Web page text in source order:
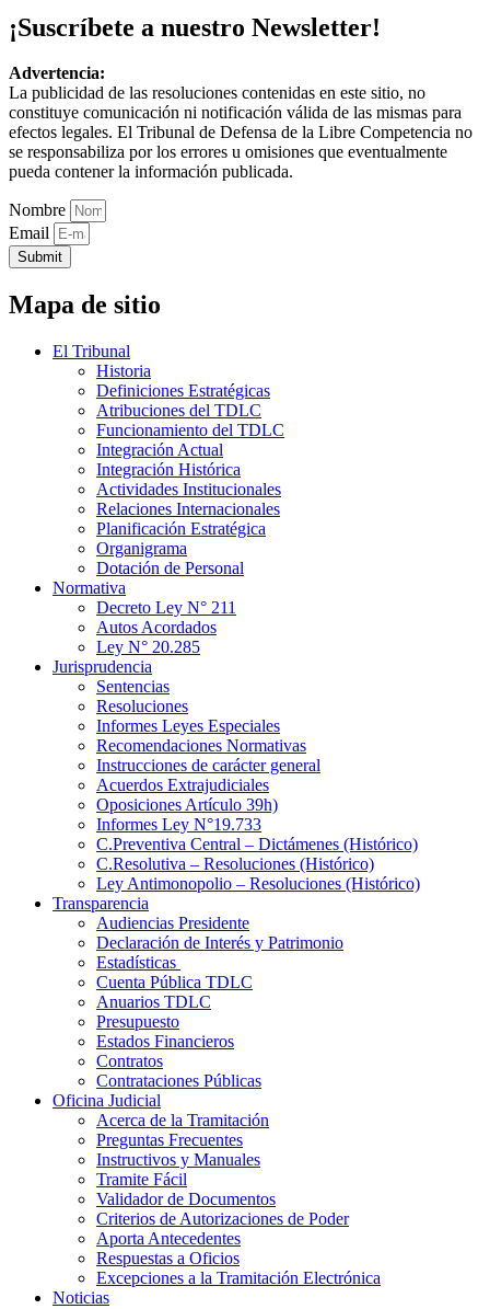
¡Suscríbete a nuestro Newsletter!
Advertencia:
La publicidad de las resoluciones contenidas en este sitio, no
constituye comunicación ni notificación válida de las mismas para
efectos legales. El Tribunal de Defensa de la Libre Competencia no
se responsabiliza por los errores u omisiones que eventualmente
pueda contener la información publicada.
Nombre
Email
Submit
Mapa de sitio
El Tribunal
Historia
Definiciones Estratégicas
Atribuciones del TDLC
Funcionamiento del TDLC
Integración Actual
Integración Histórica
Actividades Institucionales
Relaciones Internacionales
Planificación Estratégica
Organigrama
Dotación de Personal
Normativa
Decreto Ley N° 211
Autos Acordados
Ley N° 20.285
Jurisprudencia
Sentencias
Resoluciones
Informes Leyes Especiales
Recomendaciones Normativas
Instrucciones de carácter general
Acuerdos Extrajudiciales
Oposiciones Artículo 39h)
Informes Ley N°19.733
C.Preventiva Central – Dictámenes (Histórico)
C.Resolutiva – Resoluciones (Histórico)
Ley Antimonopolio – Resoluciones (Histórico)
Transparencia
Audiencias Presidente
Declaración de Interés y Patrimonio
Estadísticas
Cuenta Pública TDLC
Anuarios TDLC
Presupuesto
Estados Financieros
Contratos
Contrataciones Públicas
Oficina Judicial
Acerca de la Tramitación
Preguntas Frecuentes
Instructivos y Manuales
Tramite Fácil
Validador de Documentos
Criterios de Autorizaciones de Poder
Aporta Antecedentes
Respuestas a Oficios
Excepciones a la Tramitación Electrónica
Noticias